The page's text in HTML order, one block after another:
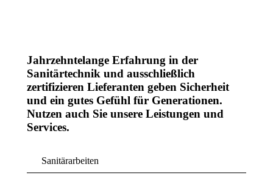
Jahrzehntelange Erfahrung in der
Sanitärtechnik und ausschließlich
zertifizieren Lieferanten geben Sicherheit
und ein gutes Gefühl für Generationen.
Nutzen auch Sie unsere Leistungen und
Services.
Sanitärarbeiten